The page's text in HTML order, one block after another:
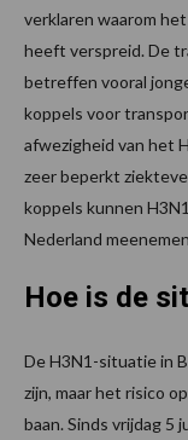
verklaren waarom
heeft verspreid. De
betreffen vooral
koppels voor
afwezigheid van het
zeer beperkt
koppels kunnen
Nederland
Hoe is de
De H3N1-situatie in
zijn, maar het risico
baan. Sinds vrijdag 5